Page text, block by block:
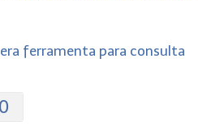
ferramenta para consulta
0